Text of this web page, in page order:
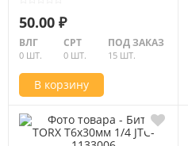
50.00 ₽
ВЛГ
0 ШТ.
СРТ
0 ШТ.
ПОД ЗАКАЗ
15 ШТ.
В корзину